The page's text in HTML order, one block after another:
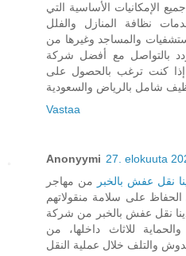
الإمكانيات الأساسية التي
نظافة المنازل والفلل
والمساجد وغيرها من
بالتواصل مع أفضل شركة
إذا كنت ترغب بالحصول على
Vastaa
Anonyymi 27. elokuuta
نقل عفش بالخبر
من مهاجر
على سلامة منقولاتهم
نقل عفش بالخبر من شركة
للاثاث داخلها، من